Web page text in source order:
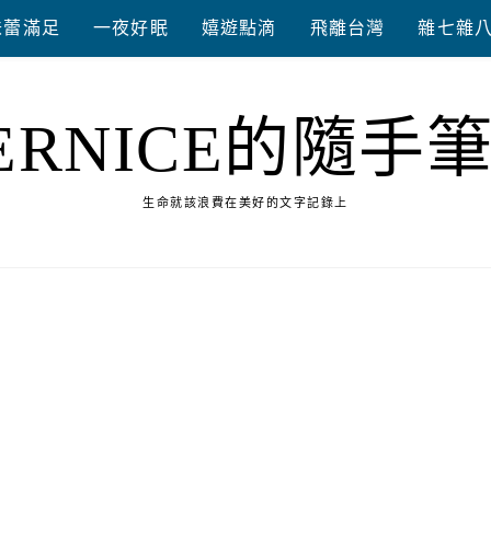
蕾滿足 一夜好眠 嬉遊點滴 飛離台灣 雜七雜
的隨手
生命就該浪費在美好的文字記錄上